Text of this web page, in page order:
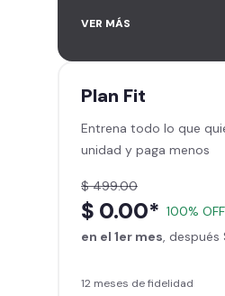
Acceso ilimitado a
Entrena hasta con
Sillones de masaje
Smart Fit App - Tu
entrenamiento
Smart Fit GO
línea) en la app
Acceso a todas las
VER MÁS
Plan Fit
Entrena todo lo que
unidad y paga menos
$ 499.00
$ 0.00* 100% OFF
en el 1er mes ,
12 meses de fidelidad